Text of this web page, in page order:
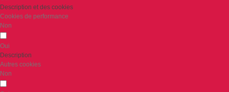
Description et des cookies
Cookies de performance
Non
Oui
Description
Autres cookies
Non